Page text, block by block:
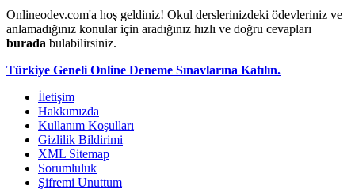
Onlineodev.com'a hoş geldiniz! Okul derslerinizdeki ödevleriniz ve
anlamadığınız konular için aradığınız hızlı ve doğru cevapları
burada bulabilirsiniz.
Türkiye Geneli Online Deneme Sınavlarına Katılın.
İletişim
Hakkımızda
Kullanım Koşulları
Gizlilik Bildirimi
XML Sitemap
Sorumluluk
Şifremi Unuttum